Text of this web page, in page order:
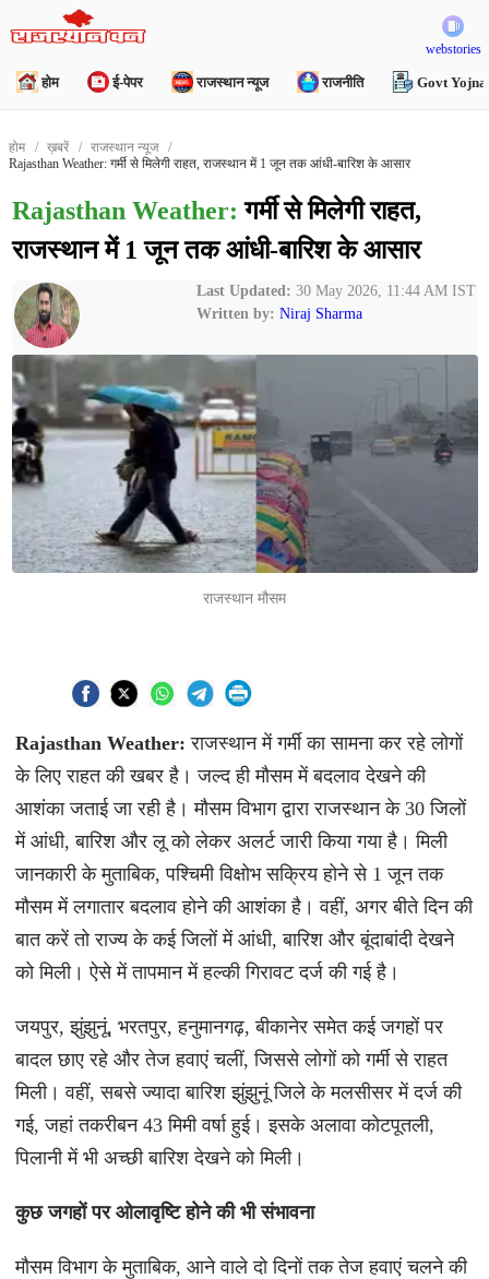
webstories
होम ई-पेपर राजस्थान न्यूज राजनीति Govt Yojna
होम ख़बरें
राजस्थान न्यूज
Rajasthan Weather: गर्मी से मिलेगी राहत, राजस्थान में 1 जून तक आंधी-बारिश के आसार
Rajasthan Weather: गर्मी से मिलेगी राहत,
राजस्थान में 1 जून तक आंधी-बारिश के आसार
Last Updated: 30 May 2026, 11:44 AM IST
Written by: Niraj Sharma
राजस्थान मौसम
Rajasthan Weather:राजस्थान में गर्मी का सामना कर रहे लोगों
के लिए राहत की खबर है। जल्द ही मौसम में बदलाव देखने की
आशंका जताई जा रही है। मौसम विभाग द्वारा राजस्थान के 30 जिलों
में आंधी, बारिश और लू को लेकर अलर्ट जारी किया गया है। मिली
जानकारी के मुताबिक, पश्चिमी विक्षोभ सक्रिय होने से 1 जून तक
मौसम में लगातार बदलाव होने की आशंका है। वहीं, अगर बीते दिन की
बात करें तो राज्य के कई जिलों में आंधी, बारिश और बूंदाबांदी देखने
को मिली। ऐसे में तापमान में हल्की गिरावट दर्ज की गई है।
जयपुर, झुंझुनूं, भरतपुर, हनुमानगढ़, बीकानेर समेत कई जगहों पर
बादल छाए रहे और तेज हवाएं चलीं, जिससे लोगों को गर्मी से राहत
मिली। वहीं, सबसे ज्यादा बारिश झुंझुनूं जिले के मलसीसर में दर्ज की
गई, जहां तकरीबन 43 मिमी वर्षा हुई। इसके अलावा कोटपूतली,
पिलानी में भी अच्छी बारिश देखने को मिली।
कुछ जगहों पर ओलावृष्टि होने की भी संभावना
मौसम विभाग के मुताबिक, आने वाले दो दिनों तक तेज हवाएं चलने की